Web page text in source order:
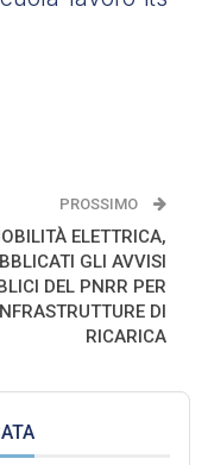
PROSSIMO
ELETTRICA,
GLI AVVISI
DEL PNRR PER
DI
RICARICA